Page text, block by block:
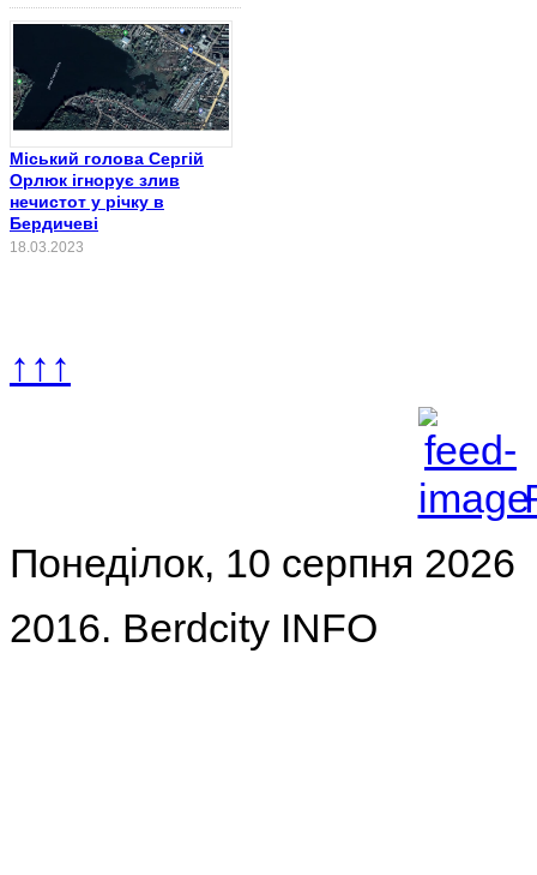
Міський голова Сергій
Орлюк ігнорує злив
нечистот у річку в
Бердичеві
18.03.2023
↑↑↑
Понеділок, 10 серпня 2026
2016. Berdcity INFO